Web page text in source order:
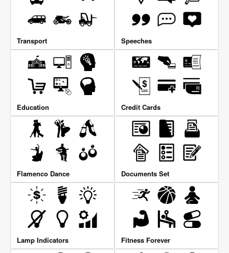
Transport Speeches
Education Credit Cards
Flamenco Dance Documents Set
Lamp Indicators Fitness Forever